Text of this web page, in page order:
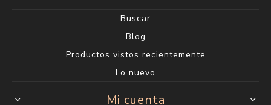
Buscar
Blog
Productos vistos recientemente
Lo nuevo
Mi cuenta